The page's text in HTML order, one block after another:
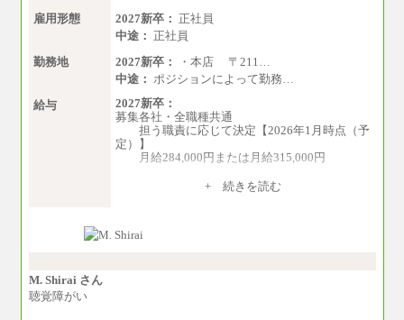
雇用形態
2027新卒： 正社員
中途： 正社員
勤務地
2027新卒：
・本店 〒211…
中途： ポジションによって勤務…
給与
2027新卒：
募集各社・全職種共通
担う職責に応じて決定【2026年1月時点（予
定）】
月給284,000円または月給315,000円
※入社後早期から、自律的な業務遂行が求
り高い職責を担う方については、さらに高い金
+ 続きを読む
M. Shirai さん
聴覚障がい